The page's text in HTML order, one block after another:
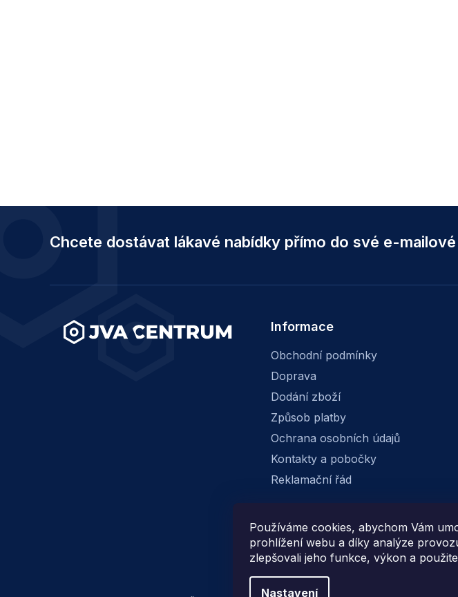
Používáme cookies, abychom Vám
prohlížení webu a díky analýze
zlepšovali jeho funkce, výkon a
Nastavení
Chcete dostávat lákavé nabídky přímo do své e-
Informace
Obchodní podmínky
Doprava
Dodání zboží
Způsob platby
Ochrana osobních údajů
Kontakty a pobočky
Reklamační řád